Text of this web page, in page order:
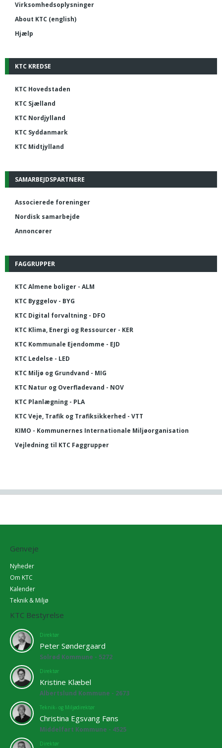
Virksomhedsoplysninger
About KTC (english)
Hjælp
KTC KREDSE
KTC Hovedstaden
KTC Sjælland
KTC Nordjylland
KTC Syddanmark
KTC Midtjylland
SAMARBEJDSPARTNERE
Associerede foreninger
Nordisk samarbejde
Annoncører
FAGGRUPPER
KTC Almene boliger - ALM
KTC Byggelov - BYG
KTC Digital forvaltning - DFO
KTC Klima, Energi og Ressourcer - KER
KTC Kommunale Ejendomme - EJD
KTC Ledelse - LED
KTC Miljø og Grundvand - MIG
KTC Natur og Overfladevand - NOV
KTC Planlægning - PLA
KTC Veje, Trafik og Trafiksikkerhed - VTT
KIMO - Kommunernes Internationale Miljøorganisation
Vejledning til KTC Faggrupper
Genveje
Nyheder
Om KTC
Kalender
Teknik & Miljø
KTC Bestyrelse
Direktør
Peter Søndergaard
Solrød Kommune - 5272
Direktør
Kristine Klæbel
Albertslund Kommune - 2673
Teknik- og Miljødirektør
Christina Egsvang Føns
Middelfart Kommune - 4525
Direktør